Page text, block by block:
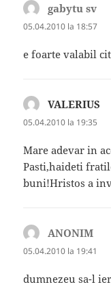
gabytu sv
05.04.2010 la 18:57
e foarte valabil
VALERIUS
05.04.2010 la 19:35
Mare adevar in
Pasti,haideti
buni!Hristos a
ANONIM
05.04.2010 la 19:41
dumnezeu sa-l